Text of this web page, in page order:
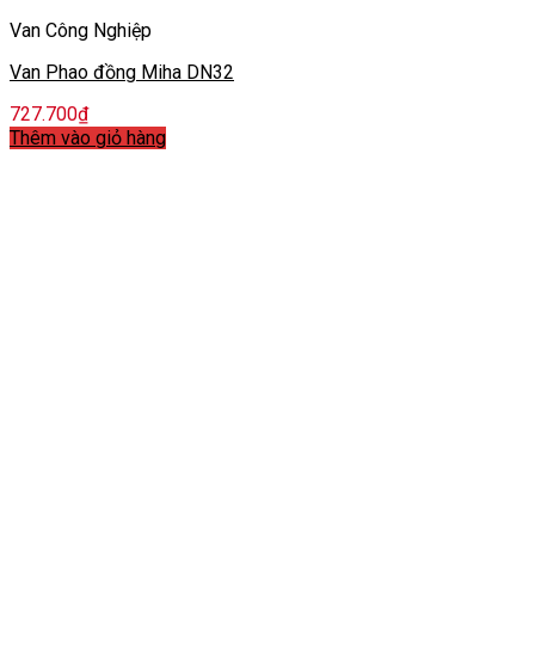
Van Công Nghiệp
Van Phao đồng Miha DN32
727.700₫
Thêm vào giỏ hàng